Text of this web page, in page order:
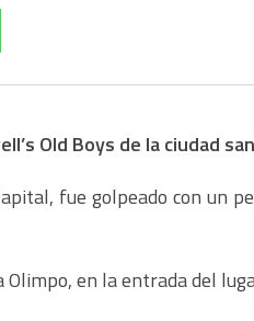
Old Boys de la ciudad
fue golpeado con un
en la entrada del